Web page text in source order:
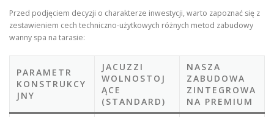
Przed podjęciem decyzji o charakterze inwestycji, warto zapoznać się z
zestawieniem cech techniczno-użytkowych różnych metod zabudowy
wanny spa na tarasie:
PARAMETR
KONSTRUKCY
JNY
JACUZZI
WOLNOSTOJ
ĄCE
(STANDARD)
NASZA
ZABUDOWA
ZINTEGROWA
NA PREMIUM